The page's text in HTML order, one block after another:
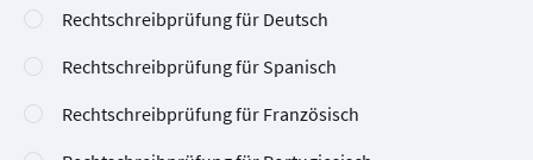
Rechtschreibprüfung für Deutsch
Rechtschreibprüfung für Spanisch
Rechtschreibprüfung für Französisch